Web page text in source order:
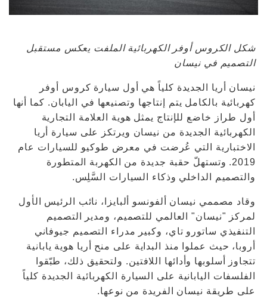
شكل الكروس أوفر الكهربائية الملفت يعكس مستقبل
التصميم في نيسان
نيسان أريا الجديدة كلياً هي أول سيارة كروس أوفر
كهربائية بالكامل يتم إنتاجها وتصنيعها في اليابان. كما أنها
أول طراز خاضع للإنتاج يمثل هوية العلامة التجارية
الكهربائية الجديدة من نيسان ويرتكز على سيارة أريا
الاختبارية التي عُرضت في معرض طوكيو للسيارات عام
2019. وتستهلّ حقبة جديدة من الكهربة المتطورة
والتصميم الداخلي وذكاء السيارات السَّلِس.
وقاد مصممي نيسان ألفونسو ألبايزا، نائب الرئيس الأول
لمركز "نيسان" العالمي للتصميم، ومدير التصميم
التنفيذي ساتورو تاي، وكبير مدراء التصميم جيوفاني
أروبا، حيث عملوا منذ البداية على منح أريا هوية يابانية
تتجاوز أسلوبها وأدائها اللافتين. ولتحقيق ذلك، طبّقوا
الفلسفات اليابانية على السيارة الكهربائية الجديدة كلياً
على طريقة نيسان الفريدة من نوعها.